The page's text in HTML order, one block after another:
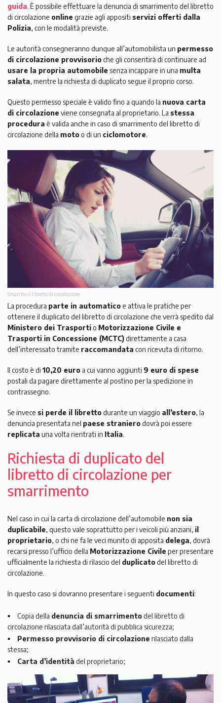
guida. È possibile effettuare la denuncia di smarrimento del libretto
di circolazione online grazie agli appositi servizi offerti dalla
Polizia, con le modalità previste.
Le autorità consegneranno dunque all’automobilista un permesso
di circolazione provvisorioche gli consentirà di continuare ad
usare la propria automobile senza incappare in una multa
salata, mentre la richiesta di duplicato segue il proprio corso.
Questo permesso speciale è valido fino a quando la nuova carta
di circolazione viene consegnata al proprietario. La stessa
procedura è valida anche in caso di smarrimento del libretto di
circolazione della motoo di un ciclomotore.
Smarrito il libretto di circolazione
La procedura parte in automaticoe attiva le pratiche per
ottenere il duplicato del libretto di circolazione che verrà spedito dal
Ministero dei Trasportio Motorizzazione Civile e
Trasporti in Concessione (MCTC)direttamente a casa
dell’interessato tramite raccomandata con ricevuta di ritorno.
Il costo è di 10,20 euro a cui vanno aggiunti 9 euro di spese
postali da pagare direttamente al postino per la spedizione in
contrassegno.
Se invece si perde il librettodurante un viaggio all’estero, la
denuncia presentata nel paese stranierodovrà poi essere
replicata una volta rientrati in Italia.
Richiesta di duplicato del
libretto di circolazione per
smarrimento
Nel caso in cui la carta di circolazione dell’automobile non sia
duplicabile, questo vale soprattutto per i veicoli più anziani, il
proprietario, o chi ne fa le veci munito di apposita delega, dovrà
recarsi presso l’ufficio della Motorizzazione Civile per presentare
ufficialmente la richiesta di rilascio del duplicatodel libretto di
circolazione.
In questo caso si dovranno presentare i seguenti documenti:
Copia della denuncia di smarrimentodel libretto di
circolazione rilasciata dall’autorità di pubblica sicurezza;
Permesso provvisorio di circolazione rilasciato dalla
stessa;
Carta d’identità del proprietario;